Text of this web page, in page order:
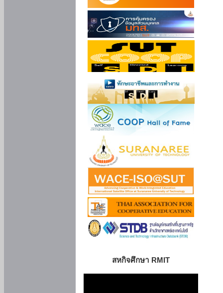
สหกิจศึกษา RMIT